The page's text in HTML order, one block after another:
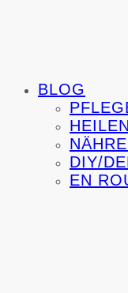
BLOG
HEILEN
DIY/
EN